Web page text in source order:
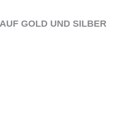
GOLD UND SILBER